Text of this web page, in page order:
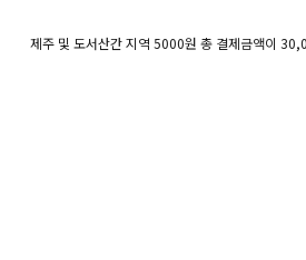
제주 및 도서산간 지역 5000원 총 결제금액이